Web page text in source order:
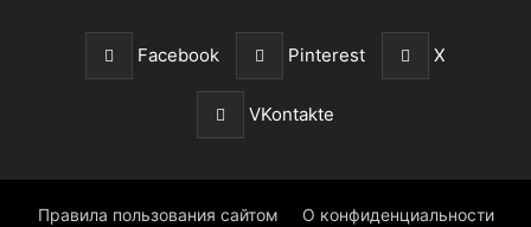
Facebook Pinterest X
VKontakte
Правила пользования сайтом О конфиденциальности